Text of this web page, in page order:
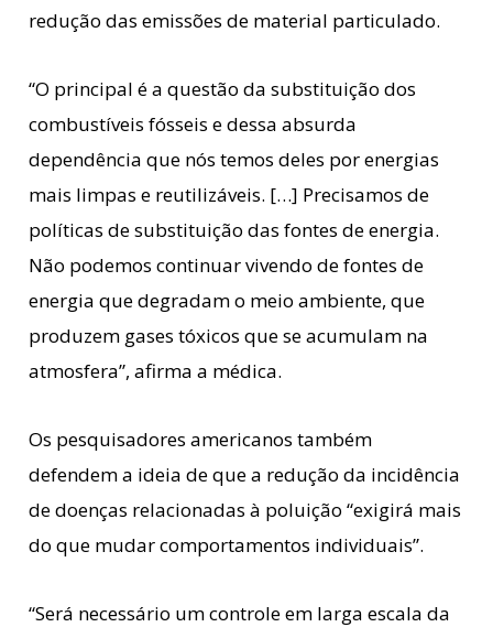
redução das emissões de material particulado.
“O principal é a questão da substituição dos
combustíveis fósseis e dessa absurda
dependência que nós temos deles por energias
mais limpas e reutilizáveis. […] Precisamos de
políticas de substituição das fontes de energia.
Não podemos continuar vivendo de fontes de
energia que degradam o meio ambiente, que
produzem gases tóxicos que se acumulam na
atmosfera”, afirma a médica.
Os pesquisadores americanos também
defendem a ideia de que a redução da incidência
de doenças relacionadas à poluição “exigirá mais
do que mudar comportamentos individuais”.
“Será necessário um controle em larga escala da